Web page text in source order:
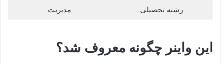
رشته تحصیلی مدیریت
این واینر چگونه معروف شد؟